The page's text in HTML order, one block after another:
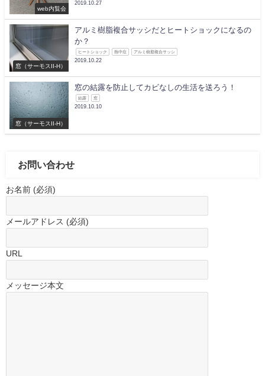
web内覧会
2019.10.27
窓（サーモスII-H）
アルミ樹脂複合サッシだとヒートショックになるの
か？
ヒートショック 熱中症 アルミ樹脂複合サッシ
2019.10.22
窓（サーモスII-H）
窓の結露を防止してカビなしの生活を送ろう！
結露 窓
2019.10.10
お問い合わせ
お名前 (必須)
メールアドレス (必須)
URL
メッセージ本文